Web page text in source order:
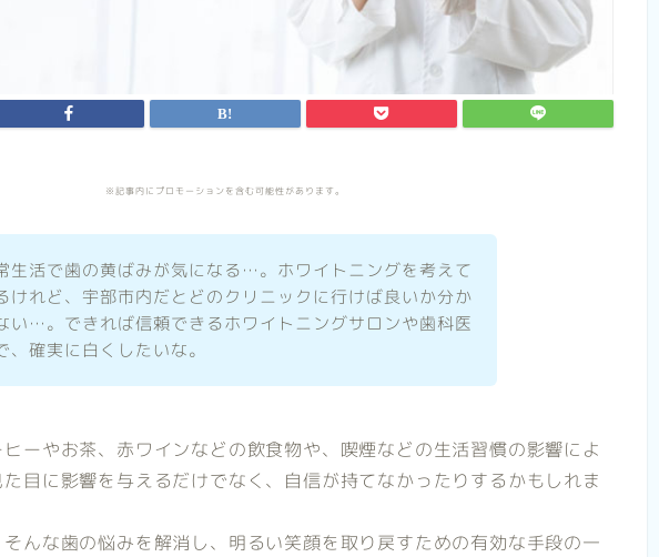
※記事内にプロモーションを含む可能性があります。
生活で歯の黄ばみが気になる…。ホワイトニングを考えて
けれど、宇部市内だとどのクリニックに行けば良いか分か
い…。できれば信頼できるホワイトニングサロンや歯科医
、確実に白くしたいな。
ーやお茶、赤ワインなどの飲食物や、喫煙などの生活習慣の影響によ
目に影響を与えるだけでなく、自信が持てなかったりするかもしれま
んな歯の悩みを解消し、明るい笑顔を取り戻すための有効な手段の一